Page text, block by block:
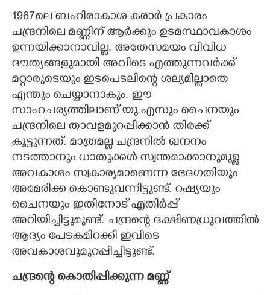
1967ലെ ബഹിരാകാശ കരാർ പ്രകാരം
ചന്ദ്രനിലെ മണ്ണിന് ആർക്കും ഉടമസ്ഥാവകാശം
ഉന്നയിക്കാനാവില്ല. അതേസമയം വിവിധ
ദൗത്യങ്ങളുമായി അവിടെ എത്തുന്നവർക്ക്
മറ്റാരുടെയും ഇടപെടലിന്റെ ശല്യമില്ലാതെ
എന്തും ചെയ്യാനാകും. ഈ
സാഹചര്യത്തിലാണ് യു.എസും ചൈനയും
ചന്ദ്രനിലെ താവളമുറപ്പിക്കാൻ തിരക്ക്
കൂട്ടുന്നത്. മാത്രമല്ല ചന്ദ്രനിൽ ഖനനം
നടത്താനും ധാതുക്കൾ സ്വന്തമാക്കാനുമുള്ള
അവകാശം സ്വകാര്യമാണെന്ന ഭേദഗതിയും
അമേരിക്ക കൊണ്ടുവന്നിട്ടുണ്ട്. റഷ്യയും
ചെെനയും ഇതിനോട് എതിർപ്പ്
അറിയിച്ചിട്ടുമുണ്ട്. ചന്ദ്രന്റെ ദക്ഷിണധ്രുവത്തിൽ
ആദ്യം പേടകമിറക്കി ഇവിടെ
അവകാശവുമുറപ്പിച്ചിട്ടുണ്ട്.
ചന്ദ്രന്റെ കൊതിപ്പിക്കുന്ന മണ്ണ്